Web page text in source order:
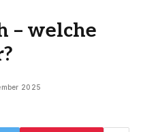
– welche
2025